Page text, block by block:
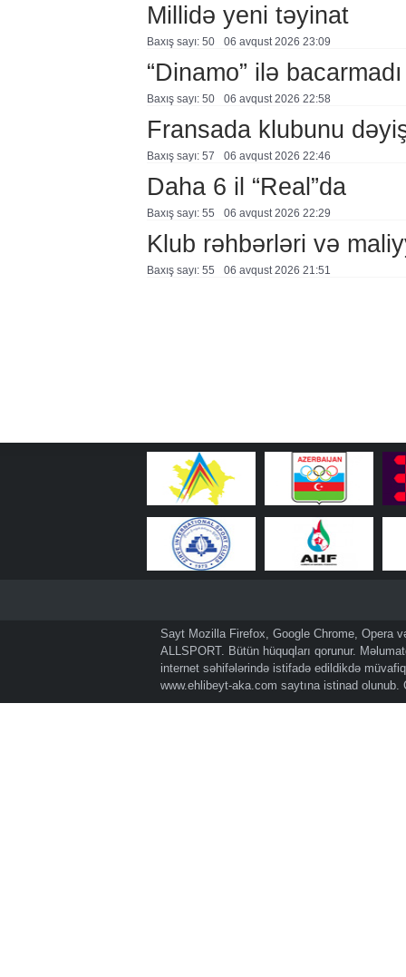
Millidə yeni təyinat
Baxış sayı: 50 06 avqust 2026 23:09
“Dinamo” ilə bacarmadı
Baxış sayı: 50 06 avqust 2026 22:58
Fransada klubunu
Baxış sayı: 57 06 avqust 2026 22:46
Daha 6 il “Real”da
Baxış sayı: 55 06 avqust 2026 22:29
Klub rəhbərləri və
Baxış sayı: 55 06 avqust 2026 21:51
Sayt Mozilla Firefox, Google Chrome, Opera
ALLSPORT. Bütün hüquqları qorunur.
internet səhifələrində istifadə edildikdə
www.ehlibeyt-aka.com saytına istinad olunub.